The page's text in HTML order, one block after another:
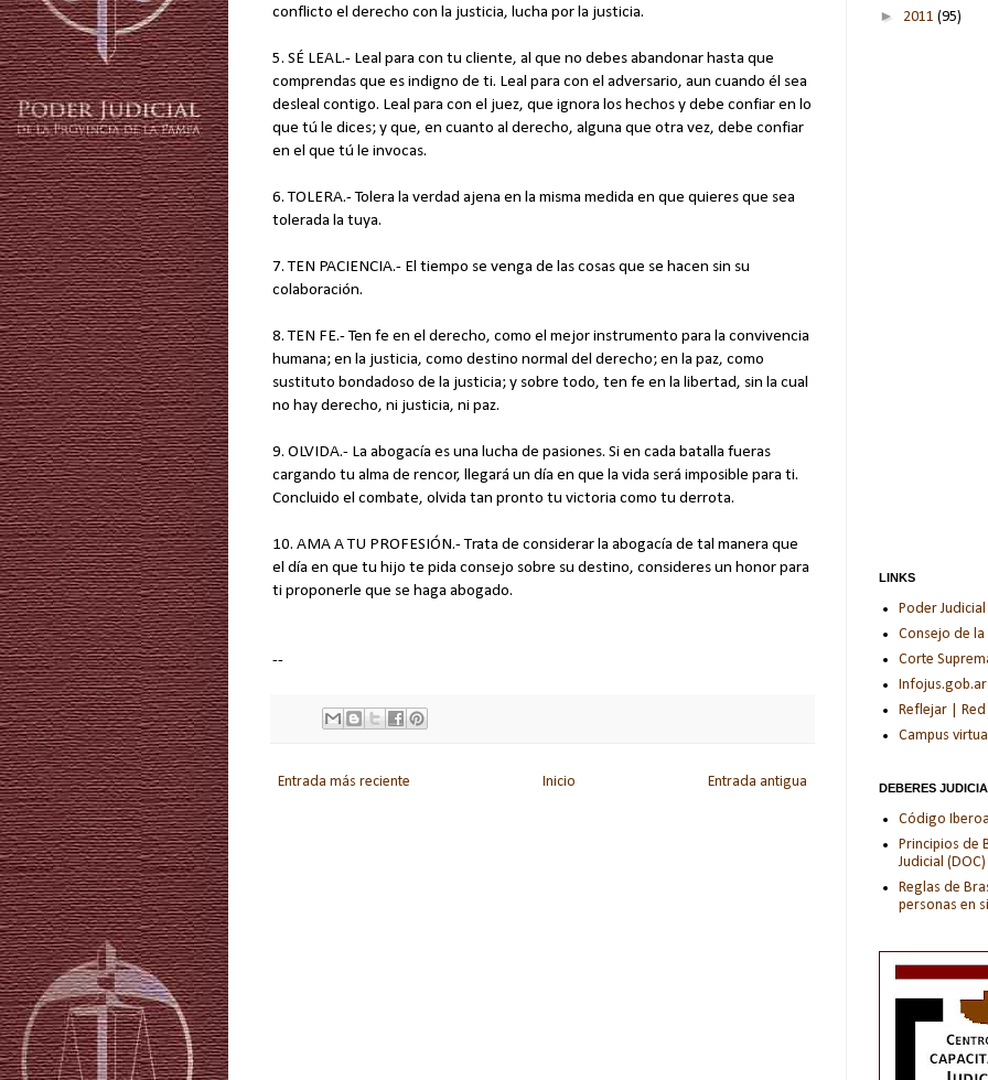
conflicto el derecho con la justicia, lucha por la justicia.
5. SÉ LEAL.- Leal para con tu cliente, al que no debes abandonar hasta que
comprendas que es indigno de ti. Leal para con el adversario, aun cuando él sea
desleal contigo. Leal para con el juez, que ignora los hechos y debe confiar en lo
que tú le dices; y que, en cuanto al derecho, alguna que otra vez, debe confiar
en el que tú le invocas.
6. TOLERA.- Tolera la verdad ajena en la misma medida en que quieres que sea
tolerada la tuya.
7. TEN PACIENCIA.- El tiempo se venga de las cosas que se hacen sin su
colaboración.
8. TEN FE.- Ten fe en el derecho, como el mejor instrumento para la convivencia
humana; en la justicia, como destino normal del derecho; en la paz, como
sustituto bondadoso de la justicia; y sobre todo, ten fe en la libertad, sin la cual
no hay derecho, ni justicia, ni paz.
9. OLVIDA.- La abogacía es una lucha de pasiones. Si en cada batalla fueras
cargando tu alma de rencor, llegará un día en que la vida será imposible para ti.
Concluido el combate, olvida tan pronto tu victoria como tu derrota.
10. AMA A TU PROFESIÓN.- Trata de considerar la abogacía de tal manera que
el día en que tu hijo te pida consejo sobre su destino, consideres un honor para
ti proponerle que se haga abogado.
--
Entrada más reciente Entrada antigua
Inicio
► 2011 (95)
LINKS
Poder
Consejo de
Corte
Infojus.gob.ar
Reflejar | Red
Campus
DEBERES
Código
Principios de
Judicial (DOC)
Reglas de
personas en